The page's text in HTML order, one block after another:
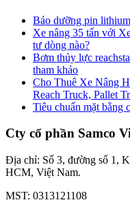
Bảo dưỡng pin
Xe nâng 35 tấn với
tư dòng nào?
Bơm thủy lực
tham khảo
Cho Thuê Xe Nâng
Reach Truck, Pallet
Tiêu chuẩn mặt bằng
Cty cổ phần Samco
Địa chỉ: Số 3, đường số 1,
HCM, Việt Nam.
MST: 0313121108